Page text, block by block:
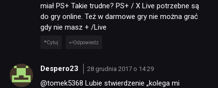
RETRO
TECHNOLOGIE
DYSKUSJE
miał PS+ Takie trudne? PS+ / X Live potrzebne są
do gry online. Też w darmowe gry nie można grać
gdy nie masz + /Live
Cytuj Odpowiedz
Despero23 28 grudnia 2017 o 14:29
@tomek5368 Lubie stwierdzenie „kolega mi